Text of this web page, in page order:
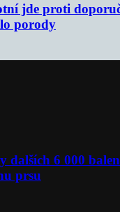
jde proti
porody
dalších 6 000
prsu